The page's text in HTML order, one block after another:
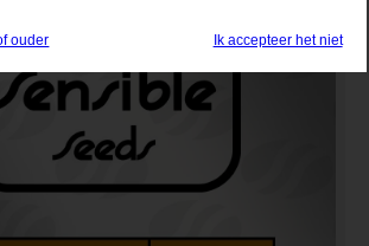
ouder Ik accepteer het niet